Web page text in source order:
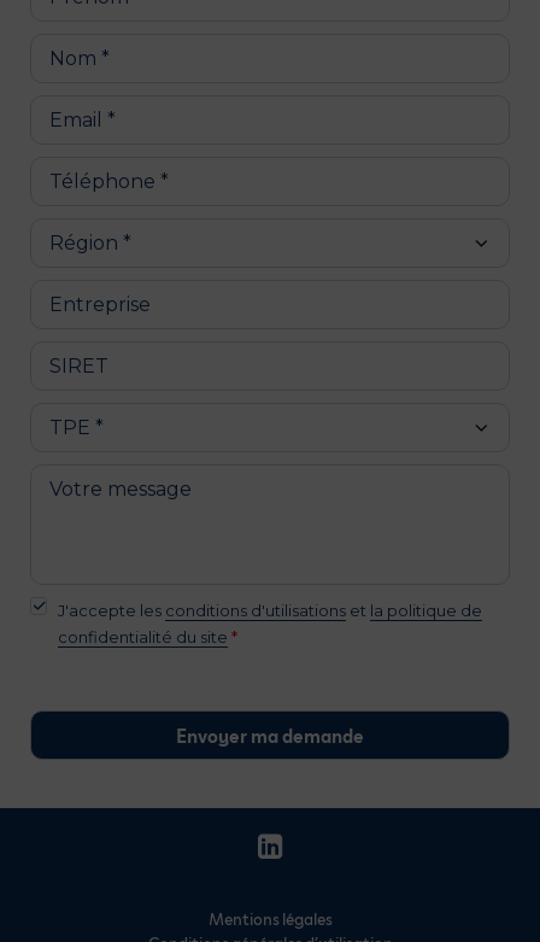
J'accepte les conditions d'utilisationset la politique de
confidentialité du site *
Mentions légales